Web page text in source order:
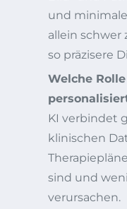
und
allein schwer
so präzisere
Welche
KI verbindet
klinischen
sind und
verursachen.